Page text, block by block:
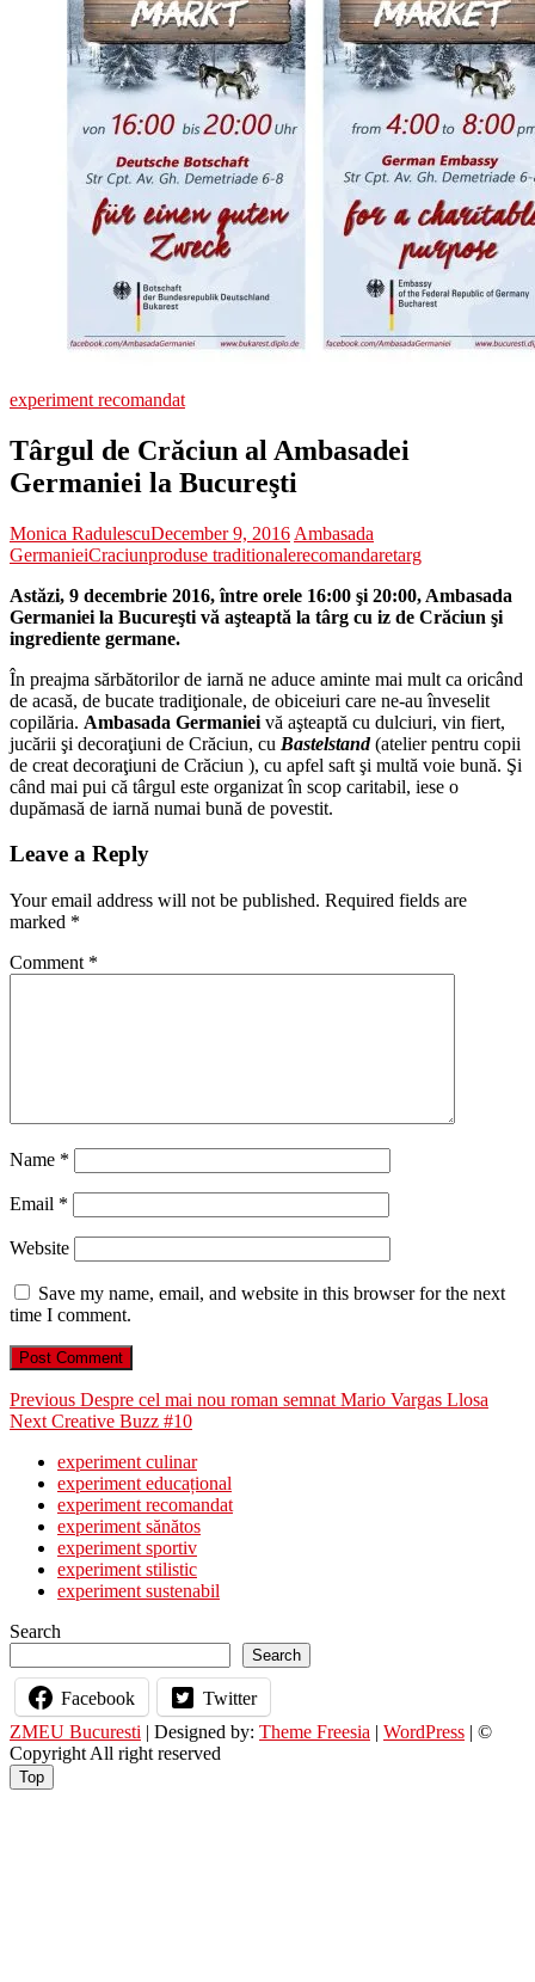
experiment recomandat
Târgul de Crăciun al Ambasadei
Germaniei la Bucureşti
Monica RadulescuDecember 9, 2016 Ambasada
GermanieiCraciunproduse traditionalerecomandaretarg
Astăzi, 9 decembrie 2016, între orele 16:00 şi 20:00, Ambasada
Germaniei la Bucureşti vă aşteaptă la târg cu iz de Crăciun şi
ingrediente germane.
În preajma sărbătorilor de iarnă ne aduce aminte mai mult ca oricând
de acasă, de bucate tradiţionale, de obiceiuri care ne-au înveselit
copilăria. Ambasada Germaniei vă aşteaptă cu dulciuri, vin fiert,
jucării şi decoraţiuni de Crăciun, cu Bastelstand (atelier pentru copii
de creat decoraţiuni de Crăciun ), cu apfel saft şi multă voie bună. Şi
când mai pui că târgul este organizat în scop caritabil, iese o
dupămasă de iarnă numai bună de povestit.
Leave a Reply
Your email address will not be published. Required fields are
marked *
Comment *
Name *
Email *
Website
Save my name, email, and website in this browser for the next
time I comment.
Post
navigation
Previous Previous
post:
Despre cel mai nou roman semnat Mario Vargas Llosa
Next Next
Creative Buzz #10
experiment culinar
experiment educațional
experiment recomandat
experiment sănătos
experiment sportiv
experiment stilistic
experiment sustenabil
Search
Search
Facebook
Twitter
ZMEU Bucuresti | Designed by: Theme Freesia | WordPress | ©
Copyright All right reserved
Top